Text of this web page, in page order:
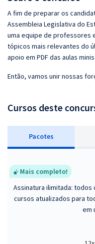
A fim de preparar os
Assembleia Legislativa do
uma equipe de professores
tópicos mais relevantes do
apoio em PDF das aulas
Então, vamos unir nossas
Cursos deste
Pacotes
Mais completo!
Assinatura ilimitada: todos
cursos atualizados para
em